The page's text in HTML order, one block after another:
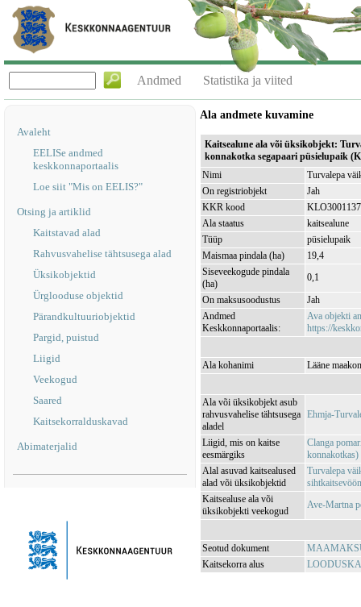
Andmed Statistika ja viited
Avaleht
EELISe andmed
keskkonnaportaalis
Loe siit "Mis on EELIS?"
Otsing ja artiklid
Kaitstavad alad
Rahvusvahelise tähtsusega alad
Üksikobjektid
Ürglooduse objektid
Pärandkultuuriobjektid
Pargid, puistud
Liigid
Veekogud
Saared
Kaitsekorralduskavad
Abimaterjalid
Ala andmete kuvamine
Kaitsealune ala või üksikobjekt:
konnakotka segapaari püsielupaik
Nimi
Turvalepa
On registriobjekt
Jah
KKR kood
KLO3001137
Ala staatus
kaitsealune
Tüüp
püsielupaik
Maismaa pindala (ha)
19,4
Siseveekogude pindala
(ha)
0,1
On maksusoodustus
Jah
Andmed
Keskkonnaportaalis:
Ava objekti
https://
Ala kohanimi Lääne
Ala või üksikobjekt asub
rahvusvahelise tähtsusega
aladel
Ehmja-
Liigid, mis on kaitse
eesmärgiks
Clanga
konnakotkas)
Alal asuvad kaitsealused
alad või üksikobjektid
Turvalepa
Kaitsealuse ala või
üksikobjekti veekogud
Ave-Martna
Seotud dokument
Kaitsekorra alus